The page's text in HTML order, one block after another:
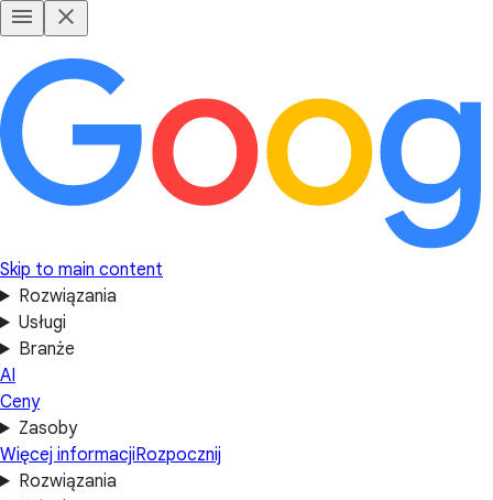
Skip to main content
Rozwiązania
Usługi
Branże
AI
Ceny
Zasoby
Więcej informacjiRozpocznij
Rozwiązania